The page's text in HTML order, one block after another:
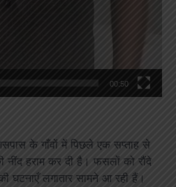
00:50
के गाँवों में पिछले एक सप्ताह से
नींद हराम कर दी है। फसलों को रौंदे
घटनाएँ लगातार सामने आ रही हैं।